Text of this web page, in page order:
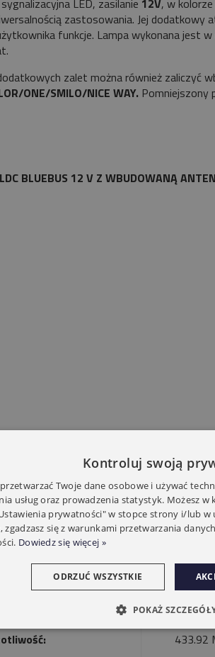
zastosowania. Jej dodatkowy
funkcje. Lampa wykonana jest
zalet można również zaliczyć
ONE/SMILO/NICE WAY. Pomniejszony
BLUEBUS 12 V Z WBUDOWANĄ
TECHNICZNE
sygnalizacyjna : LED
433.92
Kontroluj swoją
Twoje dane osobowe i używać
usług oraz prowadzenia statystyk. Możesz
prywatności" w stopce strony i/lub w
zgadzasz się z warunkami przetwarzania
Dowiedz się więcej »
ODRZUĆ WSZYSTKIE
POKAŻ